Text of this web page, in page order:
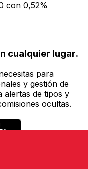
con 0,52%
cualquier lugar.
para
y gestión de
alertas de tipos y
ocultas.